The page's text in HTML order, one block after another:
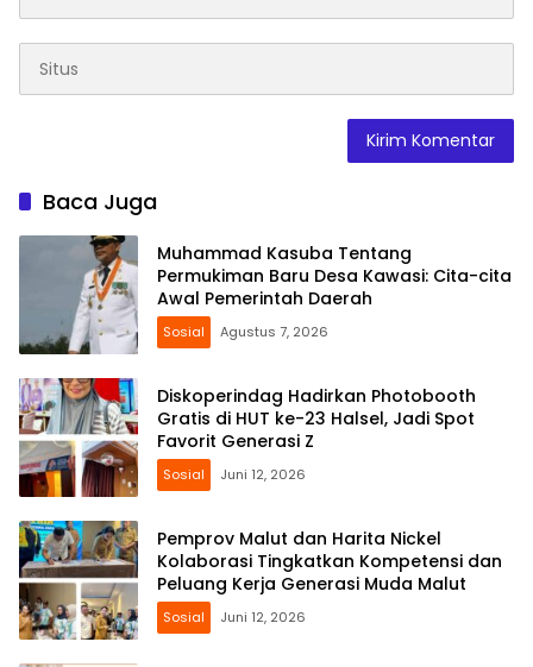
Baca Juga
Muhammad Kasuba Tentang
Permukiman Baru Desa Kawasi: Cita-cita
Awal Pemerintah Daerah
Sosial Agustus 7, 2026
Diskoperindag Hadirkan Photobooth
Gratis di HUT ke-23 Halsel, Jadi Spot
Favorit Generasi Z
Sosial Juni 12, 2026
Pemprov Malut dan Harita Nickel
Kolaborasi Tingkatkan Kompetensi dan
Peluang Kerja Generasi Muda Malut
Sosial Juni 12, 2026